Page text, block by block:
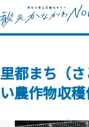
里都まち（
い農作物収穫